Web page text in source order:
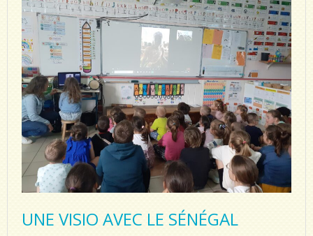
UNE VISIO AVEC LE SÉNÉGAL